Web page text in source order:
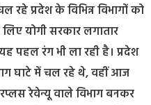
रहे प्रदेश के विभिन्न विभागों को
योगी सरकार लगातार
पहल रंग भी ला रही है। प्रदेश
घाटे में चल रहे थे, वहीं आज
रेवेन्यू वाले विभाग बनकर